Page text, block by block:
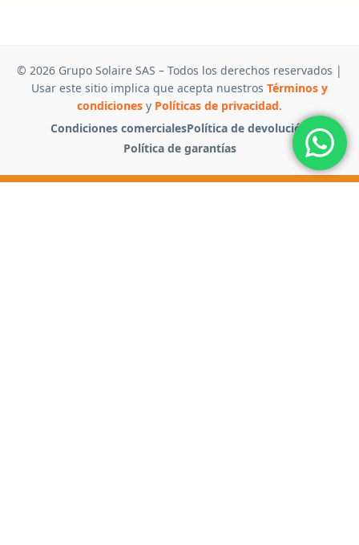
© 2026 Grupo Solaire SAS – Todos los derechos reservados |
Usar este sitio implica que acepta nuestros Términos y
condiciones y Políticas de privacidad.
Condiciones comercialesPolítica de devolución
Política de garantías